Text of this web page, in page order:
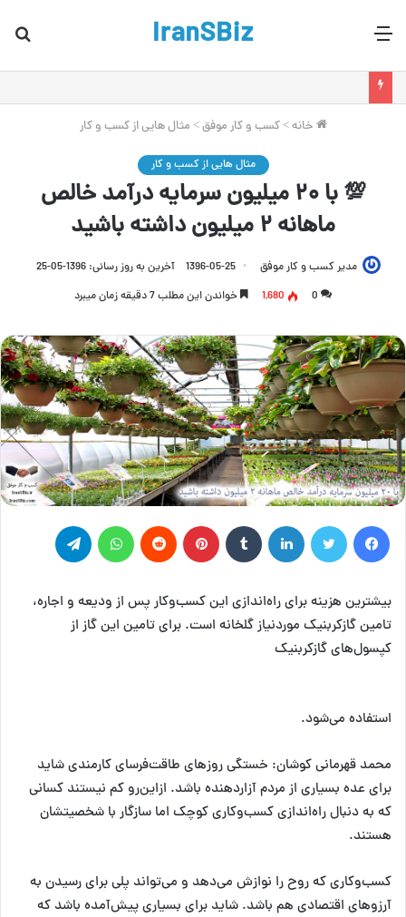
IranSBiz منو
خانه> کسب و کار موفق> مثال هایی از کسب و کار
مثال هایی از کسب و کار
💯 با ۲۰ میلیون سرمایه درآمد خالص
ماهانه ۲ میلیون داشته باشید
مدیر کسب و کار موفق 1396-05-25
آخرین به روز رسانی: 1396-05-25
0
1,680 خواندن این مطلب 7 دقیقه زمان میبرد
فیس بوک توییتر لینکدین ‫تامبلر ‫پین‌ترست ‫رددیت
بیشترین هزینه برای راه‌اندازی این کسب‌وکار پس از ودیعه و اجاره،
تامین گازکربنیک موردنیاز گلخانه است. برای تامین این گاز از
کپسول‌های گازکربنیک
استفاده می‌شود.
محمد قهرمانی کوشان: خستگی روزهای طاقت‌فرسای کارمندی شاید
برای عده بسیاری از مردم‌ آزاردهنده باشد. ازاین‌رو کم نیستند کسانی
که به دنبال راه‌اندازی کسب‌وکاری کوچک اما سازگار با شخصیتشان
هستند.
کسب‌وکاری که روح را نوازش می‌دهد و می‌تواند پلی برای رسیدن به
آرزوهای اقتصادی هم باشد. شاید برای بسیاری پیش‌آمده باشد که